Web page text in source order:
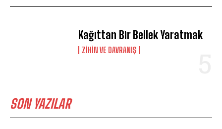
Kağıttan Bir Bellek Yaratmak
⁠ZIHIN VE DAVRANIŞ
SON YAZILAR